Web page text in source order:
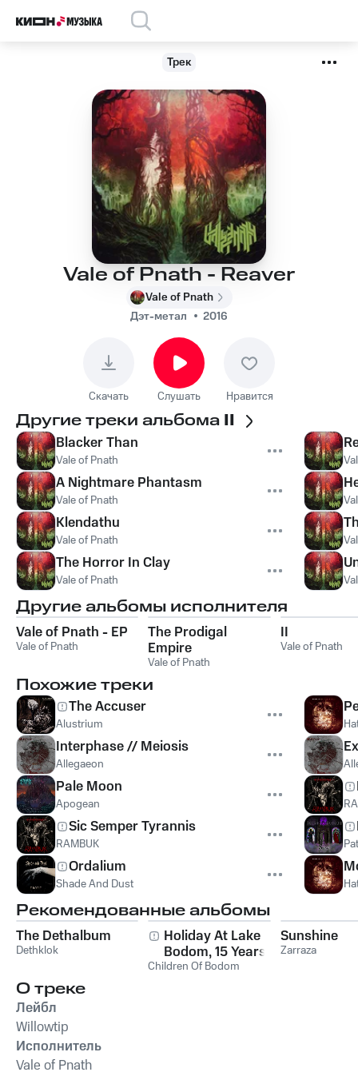
Трек
Vale of Pnath - Reaver
Vale of Pnath
Дэт-метал
2016
Скачать Слушать Нравится
Другие треки альбома II
Blacker Than
Vale of Pnath
A Nightmare Phantasm
Vale of Pnath
Klendathu
Vale of Pnath
The Horror In Clay
Vale of Pnath
Другие альбомы исполнителя
Vale of Pnath - EP
Vale of Pnath
The Prodigal
Empire
Vale of Pnath
II
Vale of Pnath
Похожие треки
The Accuser
Alustrium
Interphase // Meiosis
Allegaeon
Pale Moon
Apogean
Sic Semper Tyrannis
RAMBUK
Ordalium
Shade And Dust
Рекомендованные альбомы
The Dethalbum
Dethklok
Holiday At Lake
Bodom, 15 Years of
Wasted Youth
Children Of Bodom
Sunshine
Zarraza
О треке
Лейбл
Willowtip
Исполнитель
Vale of Pnath